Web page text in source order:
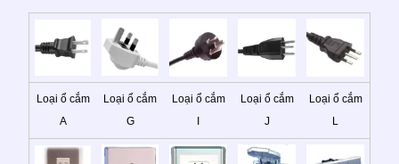
Loại ổ cắm
A
Loại ổ cắm
G
Loại ổ cắm
I
Loại ổ cắm
J
Loại ổ cắm
L